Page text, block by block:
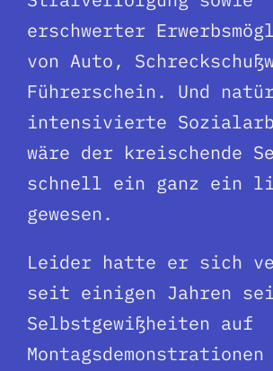
erschwerter
von Auto,
Führerschein. Und
intensivierte
wäre der kreischende
schnell ein ganz ein
gewesen.
Leider hatte er sich
seit einigen Jahren
Selbstgewißheiten auf
Montagsdemonstrationen